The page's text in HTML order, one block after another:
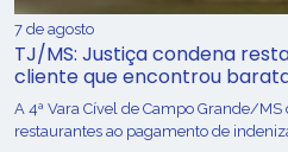
7 de agosto
TJ/MS: Justiça condena
cliente que encontrou
A 4ª Vara Cível de Campo Grande/
restaurantes ao pagamento de